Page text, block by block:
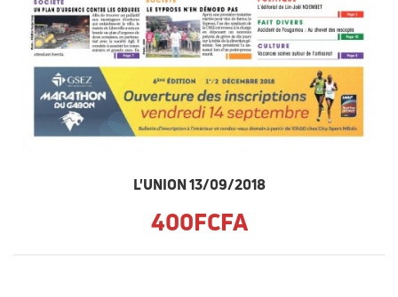
L'UNION 13/09/2018
400FCFA